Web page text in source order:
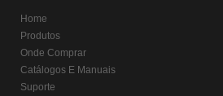
Home
Produtos
Onde Comprar
Catálogos E Manuais
Suporte